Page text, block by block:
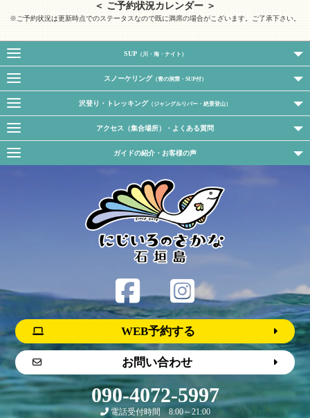
＜ ご予約状況カレンダー ＞
※ご予約状況は更新時点でのステータスなので既に満席の場合がこざいます。ご了承下さい。
SUP（川・海・ナイト）
スノーケリング （青の洞窟・SUP付）
沢登り・トレッキング （ジャングルリバー・絶景登山）
アクセス（集合場所）・よくある質問
ガイドの紹介・お客様の声
WEB予約する
お問い合わせ
090-4072-5997
電話受付時間 8:00～21:00